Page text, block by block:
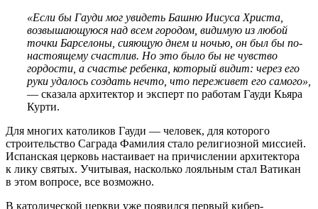
«Если бы Гауди мог увидеть Башню Иисуса Христа,
возвышающуюся над всем городом, видимую из любой
точки Барселоны, сияющую днем и ночью, он был бы по-
настоящему счастлив. Но это было бы не чувство
гордости, а счастье ребенка, который видит: через его
руки удалось создать нечто, что переживет его самого»,
— сказала архитектор и эксперт по работам Гауди Кьяра
Курти.
Для многих католиков Гауди — человек, для которого
строительство Саграда Фамилия стало религиозной миссией.
Испанская церковь настаивает на причислении архитектора
к лику святых. Учитывая, насколько лояльным стал Ватикан
в этом вопросе, все возможно.
В католической церкви уже появился первый кибер-